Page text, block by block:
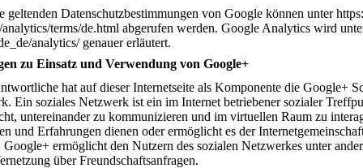
geltenden Datenschutzbestimmungen von Google können unter
terms/de.html abgerufen werden. Google Analytics wird
analytics/ genauer erläutert.
zu Einsatz und Verwendung von Google+
hat auf dieser Internetseite als Komponente die Google+
Ein soziales Netzwerk ist ein im Internet betriebener sozialer
untereinander zu kommunizieren und im virtuellen Raum zu
und Erfahrungen dienen oder ermöglicht es der
ermöglicht den Nutzern des sozialen Netzwerkes unter
über Freundschaftsanfragen.